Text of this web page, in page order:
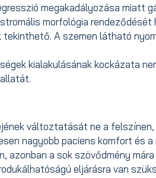
megakadályozása miatt
morfológia
A szemen látható
kialakulásának kockázata
változtatását ne a
nagyobb paciens komfort és
azonban a sok szövődmény
eljárásra van